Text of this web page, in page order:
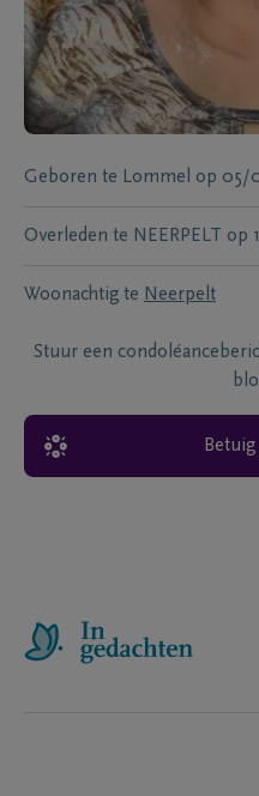
Geboren te Lommel op 05/
Overleden te NEERPELT op
Woonachtig te Neerpelt
Stuur een